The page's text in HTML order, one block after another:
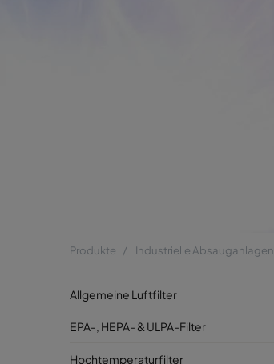
Produkte Industrielle Absauganlagen
Allgemeine Luftfilter
EPA-, HEPA- & ULPA-Filter
Hochtemperaturfilter